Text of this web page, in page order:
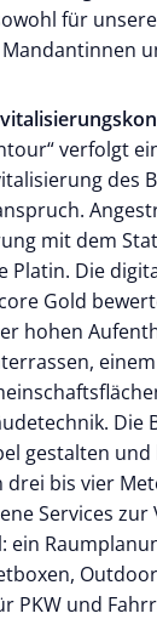
für
verfolgt
des
mit dem
Platin. Die
Gold
hohen
Die
gestalten
drei bis vier
Services
ein
PKW und